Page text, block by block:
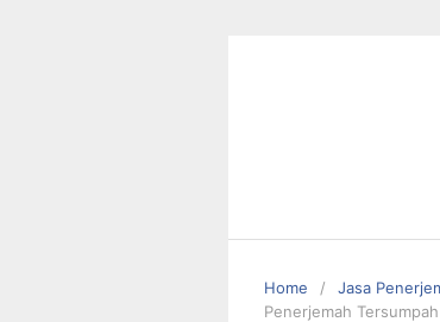
Home
Jasa
Penerjemah